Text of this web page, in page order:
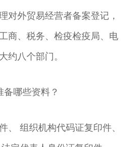
对外贸易经营者备案登记，
商、税务、检疫检疫局、电
约八个部门。
哪些资料？
、 组织机构代码证复印件、